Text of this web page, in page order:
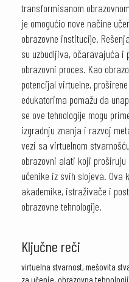
transformisanom
je omogućio nove načine
obrazovne institucije.
su uzbudljiva, očaravajuća i
obrazovni proces. Kao
potencijal virtuelne,
edukatorima pomažu da
se ove tehnologije mogu
izgradnju znanja i razvoj
vezi sa virtuelnom
obrazovni alati koji proširuju
učenike iz svih slojeva. Ova
akademike, istraživače i
obrazovne tehnologije.
Ključne reči
virtuelna stvarnost, mešovita
za učenje, obrazovna